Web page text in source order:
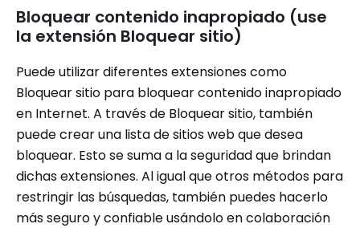
Bloquear contenido inapropiado (use
la extensión Bloquear sitio)
Puede utilizar diferentes extensiones como
Bloquear sitio para bloquear contenido inapropiado
en Internet. A través de Bloquear sitio, también
puede crear una lista de sitios web que desea
bloquear. Esto se suma a la seguridad que brindan
dichas extensiones. Al igual que otros métodos para
restringir las búsquedas, también puedes hacerlo
más seguro y confiable usándolo en colaboración